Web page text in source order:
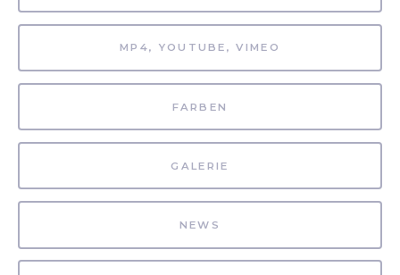
MP4, YOUTUBE, VIMEO
FARBEN
GALERIE
NEWS